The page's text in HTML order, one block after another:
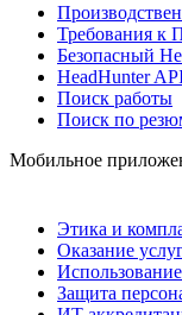
Требования к
Безопасный
HeadHunter
Поиск работы
Поиск по
Мобильное
Этика и
Оказание
Защита